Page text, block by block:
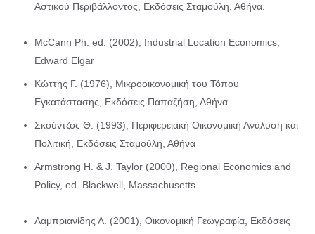
Αστικού Περιβάλλοντος, Εκδόσεις Σταμούλη, Αθήνα.
McCann Ph. ed. (2002), Industrial Location Economics,
Edward Elgar
Κώττης Γ. (1976), Μικροοικονομική του Τόπου
Εγκατάστασης, Εκδόσεις Παπαζήση, Αθήνα
Σκούντζος Θ. (1993), Περιφερειακή Οικονομική Ανάλυση και
Πολιτική, Εκδόσεις Σταμούλη, Αθήνα
Armstrong H. & J. Taylor (2000), Regional Economics and
Policy, ed. Blackwell, Massachusetts
Λαμπριανίδης Λ. (2001), Οικονομική Γεωγραφία, Εκδόσεις